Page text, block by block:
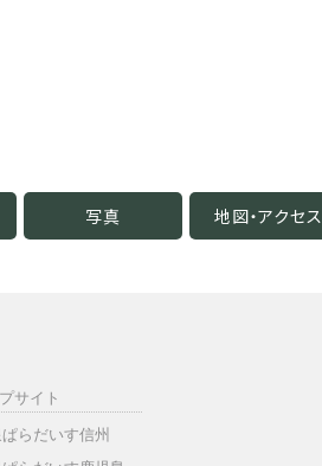
写真 地図・アクセス
サイト
らだいす信州